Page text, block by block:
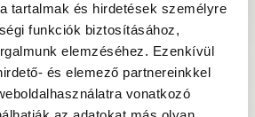
tartalmak és hirdetések személyre
funkciók biztosításához,
elemzéséhez. Ezenkívül
és elemező partnereinkkel
vonatkozó
Tánctanfolyamok